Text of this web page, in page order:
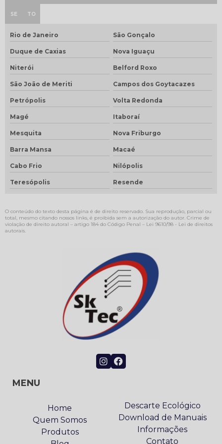
SE TO
Rio de Janeiro São Gonçalo
Duque de Caxias Nova Iguaçu
Niterói Belford Roxo
São João de Meriti Campos dos Goytacazes
Petrópolis Volta Redonda
Magé Itaboraí
Mesquita Nova Friburgo
Barra Mansa Macaé
Cabo Frio Nilópolis
Teresópolis Resende
O conteúdo do texto desta página é de direito reservado. Sua reprodução, parcial ou
total, mesmo citando nossos links, é proibida sem a autorização do autor. Crime de
violação de direito autoral – artigo 184 do Código Penal – Lei 9610/98 - Lei de direitos
autorais.
MENU
Home
Quem Somos
Produtos
Descarte Ecológico
Download de Manuais
Informações
Contato